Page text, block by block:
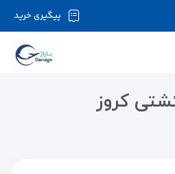
با سرور قطع می باشد لطفا
پیگیری خرید
کروز